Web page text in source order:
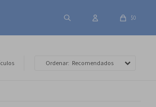
$0
Recomendados